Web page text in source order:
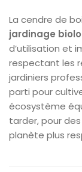
La cendre de
jardinage
d’utilisation et
respectant les
jardiniers
parti pour
écosystème
tarder, pour
planète plus